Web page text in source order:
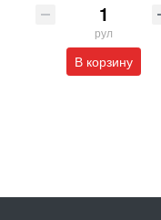
рул
В корзину